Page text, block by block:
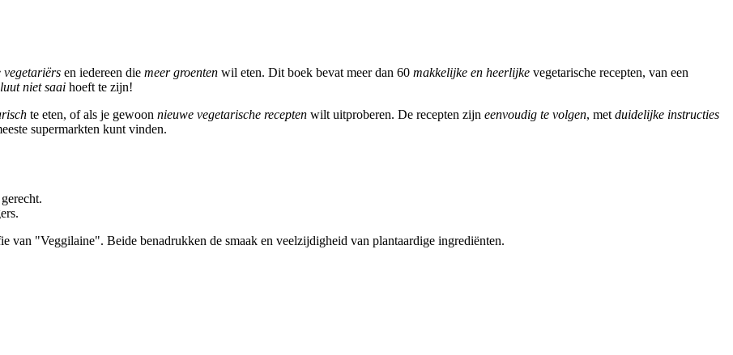
vegetariërs en iedereen die meer groenten wil eten. Dit boek bevat meer dan 60 makkelijke en heerlijke vegetarische recepten, van een
niet saai hoeft te zijn!
te eten, of als je gewoon nieuwe vegetarische recepten wilt uitproberen. De recepten zijn eenvoudig te volgen, met duidelijke instructies
supermarkten kunt vinden.
van "Veggilaine". Beide benadrukken de smaak en veelzijdigheid van plantaardige ingrediënten.